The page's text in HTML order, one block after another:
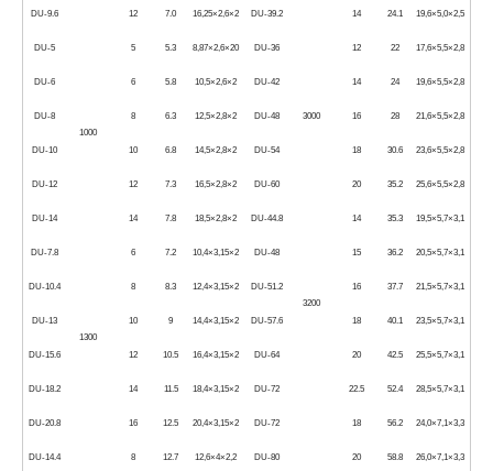
DU-9.6 12 7.0 16,25×2,6×2 DU-39.2 14 24.1 19,6×5,0×2,5
DU-5
1000
5 5.3 8,87×2,6×20 DU-36
3000
12 22 17,6×5,5×2,8
DU-6 6 5.8 10,5×2,6×2 DU-42 14 24 19,6×5,5×2,8
DU-8 8 6.3 12,5×2,8×2 DU-48 16 28 21,6×5,5×2,8
DU-10 10 6.8 14,5×2,8×2 DU-54 18 30.6 23,6×5,5×2,8
DU-12 12 7.3 16,5×2,8×2 DU-60 20 35.2 25,6×5,5×2,8
DU-14 14 7.8 18,5×2,8×2 DU-44.8
3200
14 35.3 19,5×5,7×3,1
DU-7.8
1300
6 7.2 10,4×3,15×2 DU-48 15 36.2 20,5×5,7×3,1
DU-10.4 8 8.3 12,4×3,15×2 DU-51.2 16 37.7 21,5×5,7×3,1
DU-13 10 9 14,4×3,15×2 DU-57.6 18 40.1 23,5×5,7×3,1
DU-15.6 12 10.5 16,4×3,15×2 DU-64 20 42.5 25,5×5,7×3,1
DU-18.2 14 11.5 18,4×3,15×2 DU-72 22.5 52.4 28,5×5,7×3,1
DU-20.8 16 12.5 20,4×3,15×2 DU-72 18 56.2 24,0×7,1×3,3
DU-14.4 8 12.7 12,6×4×2,2 DU-80 20 58.8 26,0×7,1×3,3